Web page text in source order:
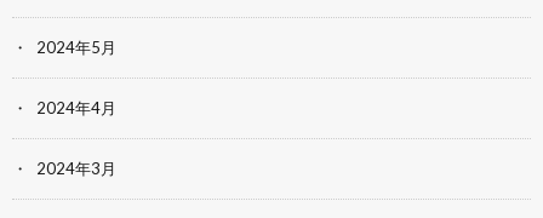
2024年5月
2024年4月
2024年3月